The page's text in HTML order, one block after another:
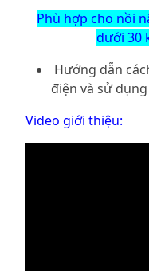
Phù hợp cho nồi
dưới 30
Hướng dẫn
điện và sử
Video giới thiệu: